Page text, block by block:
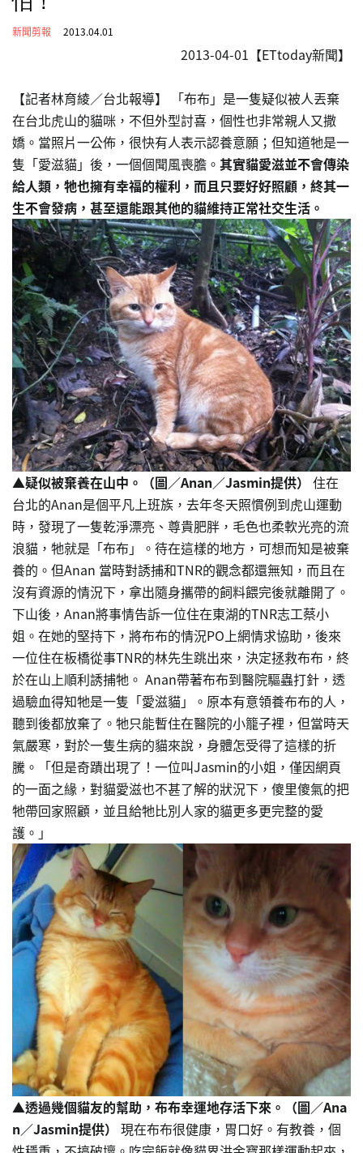
新聞剪報 2013.04.01
2013-04-01【ETtoday新聞】
【記者林育綾／台北報導】 「布布」是一隻疑似被人丟棄
在台北虎山的貓咪，不但外型討喜，個性也非常親人又撒
嬌。當照片一公佈，很快有人表示認養意願；但知道牠是一
隻「愛滋貓」後，一個個聞風喪膽。 其實貓愛滋並不會傳染
給人類，牠也擁有幸福的權利，而且只要好好照顧，終其一
生不會發病，甚至還能跟其他的貓維持正常社交生活。
▲疑似被棄養在山中。（圖／Anan／Jasmin提供） 住在
台北的Anan是個平凡上班族，去年冬天照慣例到虎山運動
時，發現了一隻乾淨漂亮、尊貴肥胖，毛色也柔軟光亮的流
浪貓，牠就是「布布」。待在這樣的地方，可想而知是被棄
養的。但Anan 當時對誘捕和TNR的觀念都還無知，而且在
沒有資源的情況下，拿出隨身攜帶的飼料餵完後就離開了。
下山後，Anan將事情告訴一位住在東湖的TNR志工蔡小
姐。在她的堅持下，將布布的情況PO上網情求協助，後來
一位住在板橋從事TNR的林先生跳出來，決定拯救布布，終
於在山上順利誘捕牠。 Anan帶著布布到醫院驅蟲打針，透
過驗血得知牠是一隻「愛滋貓」。原本有意領養布布的人，
聽到後都放棄了。牠只能暫住在醫院的小籠子裡，但當時天
氣嚴寒，對於一隻生病的貓來說，身體怎受得了這樣的折
騰。「但是奇蹟出現了！一位叫Jasmin的小姐，僅因網頁
的一面之緣，對貓愛滋也不甚了解的狀況下，傻里傻氣的把
牠帶回家照顧，並且給牠比別人家的貓更多更完整的愛
護。」
▲透過幾個貓友的幫助，布布幸運地存活下來。（圖／Ana
n／Jasmin提供） 現在布布很健康，胃口好。有教養，個